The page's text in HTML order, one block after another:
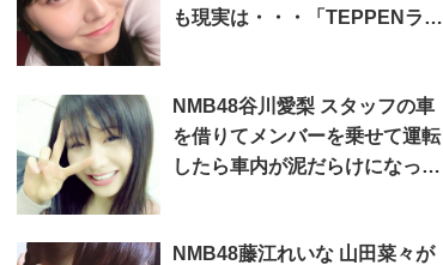
も現実は・・・「TEPPENラジ
NMB48谷川愛梨 スタッフの車
を借りてメンバーを乗せて運転
したら車内が泥だらけになった
NMB48藤江れいな 山田菜々が